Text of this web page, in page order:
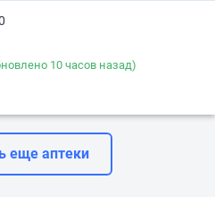
10 часов назад)
еще аптеки